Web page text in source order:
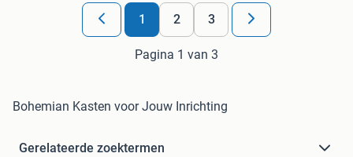
1 2 3
Pagina 1 van 3
Bohemian Kasten voor Jouw Inrichting
Gerelateerde zoektermen